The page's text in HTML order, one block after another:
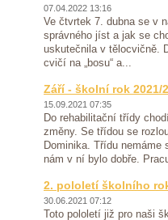
07.04.2022 13:16
Ve čtvrtek 7. dubna se v
správného jíst a jak se
uskutečnila v tělocvičně.
cvičí na „bosu“ a...
Září - školní rok 2021/
15.09.2021 07:35
Do rehabilitační třídy
změny. Se třídou se
Dominika. Třídu
nám v ní bylo dobře.
2. pololetí školního
30.06.2021 07:12
Toto pololetí již pro naši